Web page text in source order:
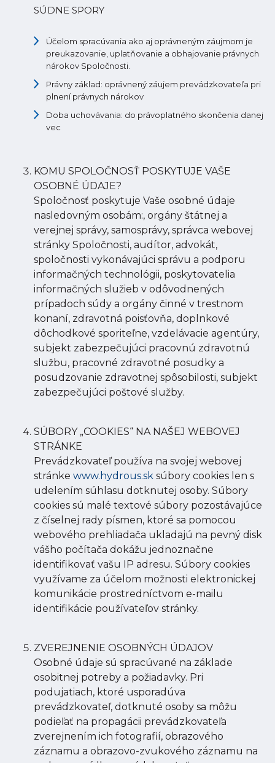
SÚDNE SPORY
Účelom spracúvania ako aj oprávneným záujmom je
preukazovanie, uplatňovanie a obhajovanie právnych
nárokov Spoločnosti.
Právny základ: oprávnený záujem prevádzkovateľa pri
plnení právnych nárokov
Doba uchovávania: do právoplatného skončenia danej
vec
KOMU SPOLOČNOSŤ POSKYTUJE VAŠE
OSOBNÉ ÚDAJE?
Spoločnosť poskytuje Vaše osobné údaje
nasledovným osobám:, orgány štátnej a
verejnej správy, samosprávy, správca webovej
stránky Spoločnosti, audítor, advokát,
spoločnosti vykonávajúci správu a podporu
informačných technológii, poskytovatelia
informačných služieb v odôvodnených
prípadoch súdy a orgány činné v trestnom
konaní, zdravotná poisťovňa, doplnkové
dôchodkové sporiteľne, vzdelávacie agentúry,
subjekt zabezpečujúci pracovnú zdravotnú
službu, pracovné zdravotné posudky a
posudzovanie zdravotnej spôsobilosti, subjekt
zabezpečujúci poštové služby.
SÚBORY „COOKIES“ NA NAŠEJ WEBOVEJ
STRÁNKE
Prevádzkovateľ používa na svojej webovej
stránke www.hydrous.sk súbory cookies len s
udelením súhlasu dotknutej osoby. Súbory
cookies sú malé textové súbory pozostávajúce
z číselnej rady písmen, ktoré sa pomocou
webového prehliadača ukladajú na pevný disk
vášho počítača dokážu jednoznačne
identifikovať vašu IP adresu. Súbory cookies
využívame za účelom možnosti elektronickej
komunikácie prostredníctvom e-mailu
identifikácie používateľov stránky.
ZVEREJNENIE OSOBNÝCH ÚDAJOV
Osobné údaje sú spracúvané na základe
osobitnej potreby a požiadavky. Pri
podujatiach, ktoré usporadúva
prevádzkovateľ, dotknuté osoby sa môžu
podieľať na propagácii prevádzkovateľa
zverejnením ich fotografií, obrazového
záznamu a obrazovo-zvukového záznamu na